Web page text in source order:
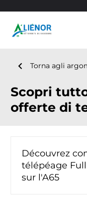
Sito di
navigate_before Torna agli
Scopri
offerte di
Découvrez
télépéage
sur l'A65